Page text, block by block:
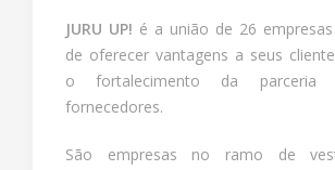
JURU UP! é a união de 26
de oferecer vantagens a seus
o fortalecimento da parceria
fornecedores.
São empresas no ramo de